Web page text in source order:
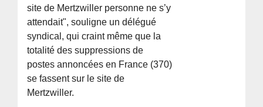
site de Mertzwiller personne ne s’y
attendait", souligne un délégué
syndical, qui craint même que la
totalité des suppressions de
postes annoncées en France (370)
se fassent sur le site de
Mertzwiller.